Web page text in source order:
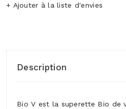
+ Ajouter à la liste d'envies
Description
Bio V est la superette Bio de